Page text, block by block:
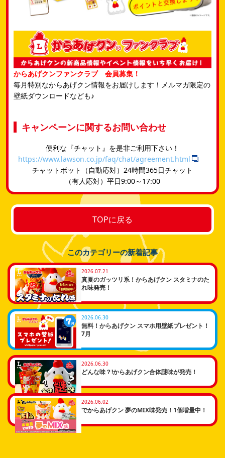
からあげクンファンクラブ 会員募集！
毎月特別なからあげクン情報をお届けします！メルマガ限定の
壁紙ダウンロードなども♪
キャンペーンに関するお問い合わせ
便利な『チャット』を是非ご利用下さい！
https://www.lawson.co.jp/faq/chat/agreement.html
チャットボット（自動応対）24時間365日チャット
​（有人応対）平日9:00～17:00
TOPに戻る
このカテゴリーの新着記事
2026.07.21
真夏のガッツリ系！からあげクン スタミナのた
れ味発売！
2026.06.30
無料！からあげクン スマホ用壁紙プレゼント！
7月
2026.06.30
どんな味？!からあげクン合体謎味が発売！
2026.06.02
でからあげクン 夢のMIX味発売！1個増量中！